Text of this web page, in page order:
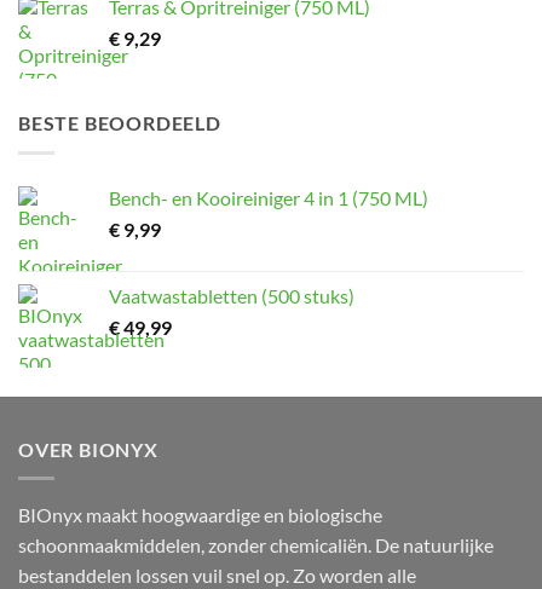
Terras & Opritreiniger (750 ML)
€ 9,29
BESTE BEOORDEELD
Bench- en Kooireiniger 4 in 1 (750 ML)
€ 9,99
Vaatwastabletten (500 stuks)
€49,99
OVER BIONYX
BIOnyx maakt hoogwaardige en biologische
schoonmaakmiddelen, zonder chemicaliën. De natuurlijke
bestanddelen lossen vuil snel op. Zo worden alle